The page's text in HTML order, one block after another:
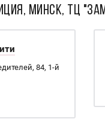
Минск, ТЦ
84, 1-й